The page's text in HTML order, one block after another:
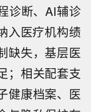
诊断、AI辅诊
入医疗机构绩
缺失，基层医
；相关配套支
健康档案、医